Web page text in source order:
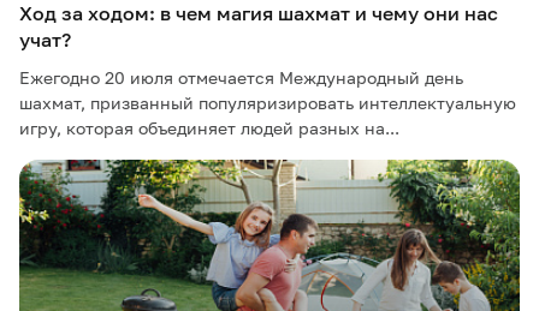
Ход за ходом: в чем магия шахмат и чему они нас
учат?
Ежегодно 20 июля отмечается Международный день
шахмат, призванный популяризировать интеллектуальную
игру, которая объединяет людей разных на...